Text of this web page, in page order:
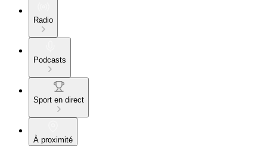
Radio
Podcasts
Sport en direct
À proximité